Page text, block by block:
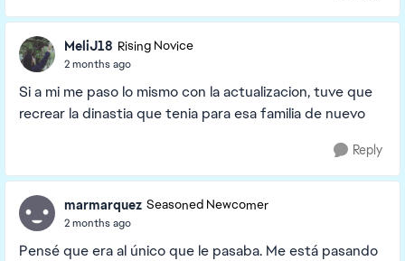
MeliJ18 Rising Novice
2 months ago
Si a mi me paso lo mismo con la actualizacion, tuve que
recrear la dinastia que tenia para esa familia de nuevo
Reply
marmarquez Seasoned Newcomer
2 months ago
Pensé que era al único que le pasaba. Me está pasando